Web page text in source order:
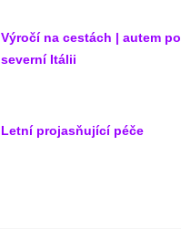
Výročí na cestách | autem po
severní Itálii
Letní projasňující péče